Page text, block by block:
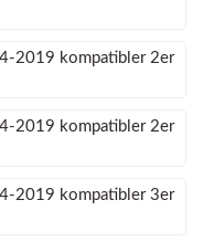
2019 kompatibler 2er
2019 kompatibler 2er
2019 kompatibler 3er